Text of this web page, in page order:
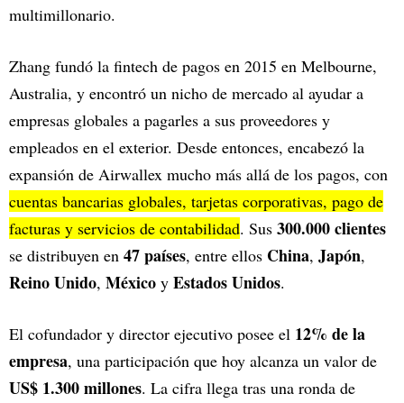
multimillonario.
Zhang fundó la fintech de pagos en 2015 en Melbourne,
Australia, y encontró un nicho de mercado al ayudar a
empresas globales a pagarles a sus proveedores y
empleados en el exterior. Desde entonces, encabezó la
expansión de Airwallex mucho más allá de los pagos, con
cuentas bancarias globales, tarjetas corporativas, pago de
facturas y servicios de contabilidad. Sus 300.000 clientes
se distribuyen en 47 países, entre ellos China, Japón,
Reino Unido, México y Estados Unidos.
El cofundador y director ejecutivo posee el 12% de la
empresa, una participación que hoy alcanza un valor de
US$ 1.300 millones. La cifra llega tras una ronda de